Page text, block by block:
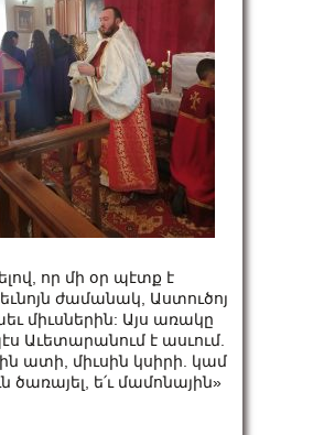
որ մի օր պէտք է
ժամանակ, Աստուծոյ
միւսներին: Այս առակը
Աւետարանում է ասւում.
ատի, միւսին կսի­րի. կամ
ծա­ռա­յել, ե՛ւ մա­մո­նա­յին»